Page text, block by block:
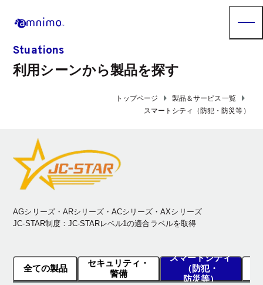
Stuations
利用シーンから製品を探す
トップページ arrow_right製品＆サービス一覧arrow_right
スマートシティ（防犯・防災等）
AGシリーズ・ARシリーズ・ACシリーズ・AXシリーズ
JC-STAR制度：JC-STARレベル1の適合ラベルを取得
全ての製品
セキュリティ・
警備
スマートシティ
（防犯・
防災等）